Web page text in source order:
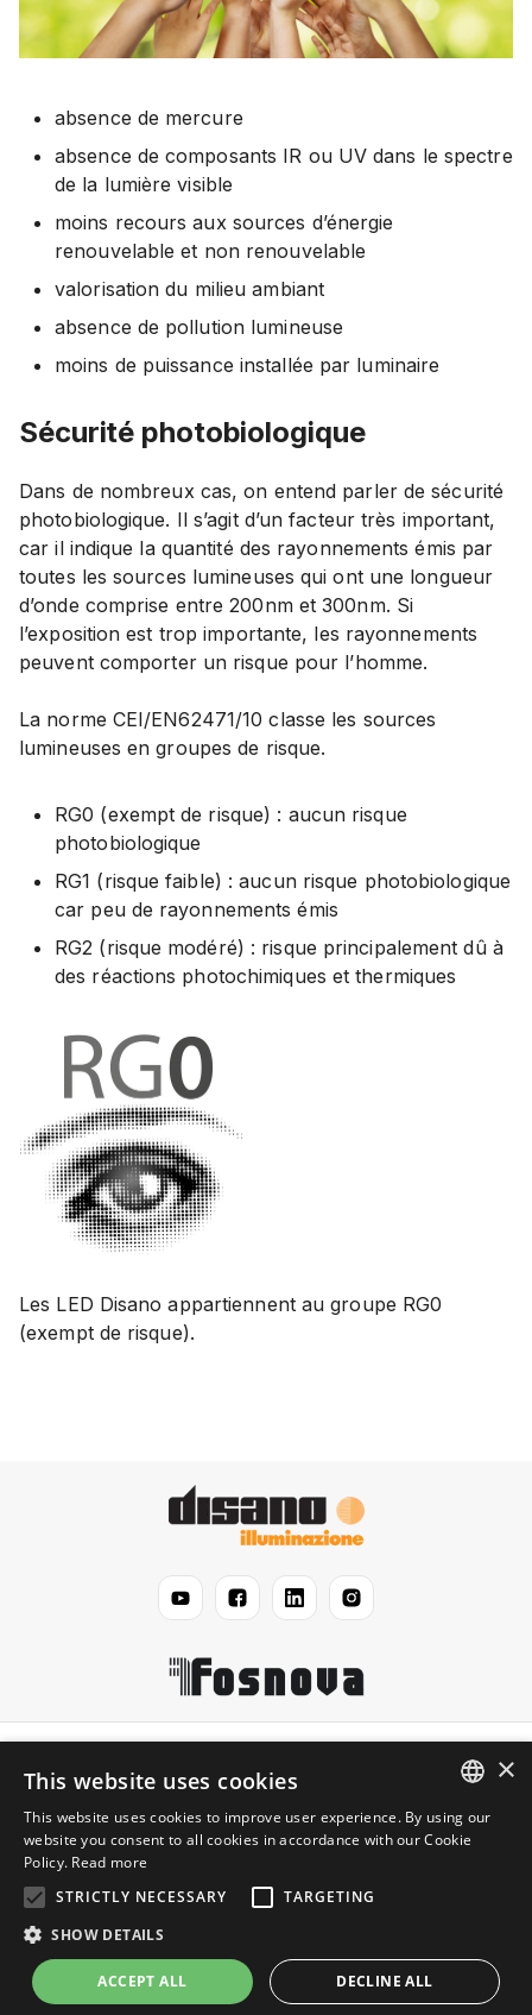
absence de mercure
absence de composants IR ou UV dans le spectre
de la lumière visible
moins recours aux sources d’énergie
renouvelable et non renouvelable
valorisation du milieu ambiant
absence de pollution lumineuse
moins de puissance installée par luminaire
Sécurité photobiologique
Dans de nombreux cas, on entend parler de sécurité
photobiologique. Il s’agit d’un facteur très important,
car il indique la quantité des rayonnements émis par
toutes les sources lumineuses qui ont une longueur
d’onde comprise entre 200nm et 300nm. Si
l’exposition est trop importante, les rayonnements
peuvent comporter un risque pour l’homme.
La norme CEI/EN62471/10 classe les sources
lumineuses en groupes de risque.
RG0 (exempt de risque) : aucun risque
photobiologique
RG1 (risque faible) : aucun risque photobiologique
car peu de rayonnements émis
RG2 (risque modéré) : risque principalement dû à
des réactions photochimiques et thermiques
Les LED Disano appartiennent au groupe RG0
(exempt de risque).
Légal
Information
© 2026 Disano illuminazione FRANCE S.a. - SIRET
FR06391926946
ENGLISH
×
This website uses cookies
This website uses cookies to improve user experience. By using our
website you consent to all cookies in accordance with our Cookie
Policy. Read more
STRICTLY NECESSARY
TARGETING
SHOW DETAILS
ACCEPT ALL DECLINE ALL